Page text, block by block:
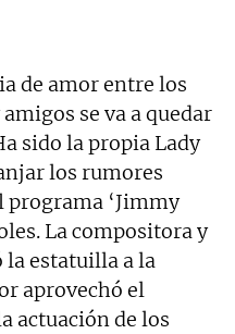
de amor entre los
se va a quedar
sido la propia Lady
los rumores
programa ‘Jimmy
La compositora y
la estatuilla a la
aprovechó el
actuación de los